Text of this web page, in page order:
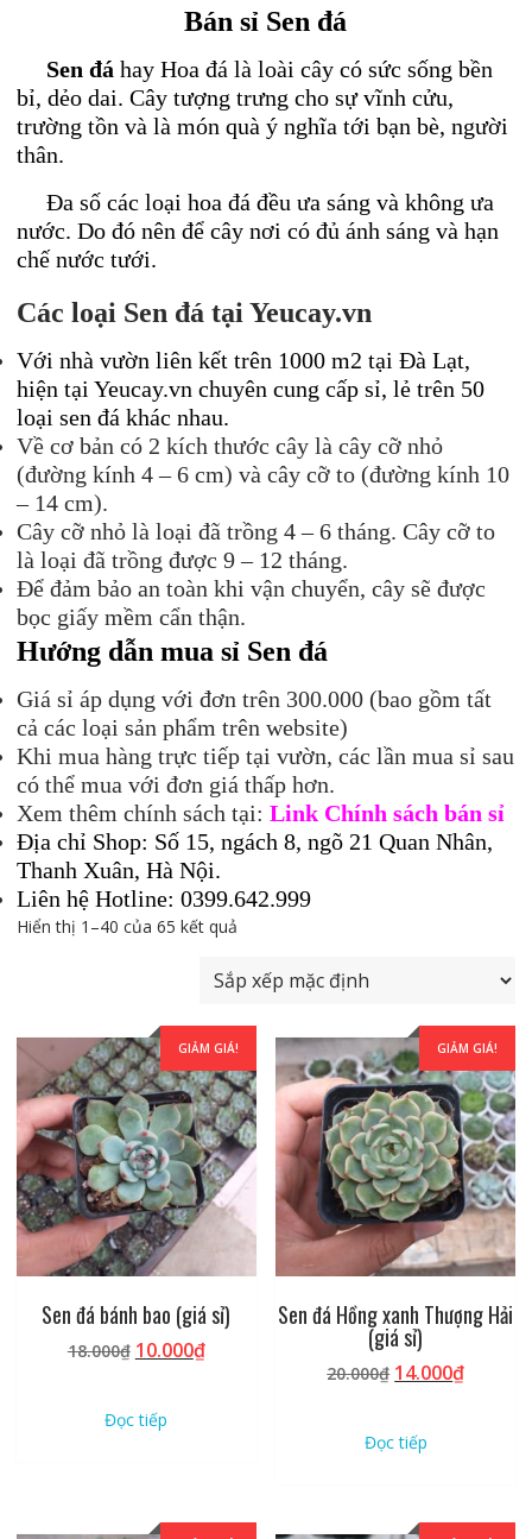
Bán sỉ Sen đá
Sen đá hay Hoa đá là loài cây có sức sống bền
bỉ, dẻo dai. Cây tượng trưng cho sự vĩnh cửu,
trường tồn và là món quà ý nghĩa tới bạn bè, người
thân.
Đa số các loại hoa đá đều ưa sáng và không ưa
nước. Do đó nên để cây nơi có đủ ánh sáng và hạn
chế nước tưới.
Các loại Sen đá tại Yeucay.vn
Với nhà vườn liên kết trên 1000 m2 tại Đà Lạt,
hiện tại Yeucay.vn chuyên cung cấp sỉ, lẻ trên 50
loại sen đá khác nhau.
Về cơ bản có 2 kích thước cây là cây cỡ nhỏ
(đường kính 4 – 6 cm) và cây cỡ to (đường kính 10
– 14 cm).
Cây cỡ nhỏ là loại đã trồng 4 – 6 tháng. Cây cỡ to
là loại đã trồng được 9 – 12 tháng.
Để đảm bảo an toàn khi vận chuyển, cây sẽ được
bọc giấy mềm cẩn thận.
Hướng dẫn mua sỉ Sen đá
Giá sỉ áp dụng với đơn trên 300.000 (bao gồm tất
cả các loại sản phẩm trên website)
Khi mua hàng trực tiếp tại vườn, các lần mua sỉ sau
có thể mua với đơn giá thấp hơn.
Xem thêm chính sách tại: Link Chính sách bán sỉ
Địa chỉ Shop: Số 15, ngách 8, ngõ 21 Quan Nhân,
Thanh Xuân, Hà Nội.
Liên hệ Hotline: 0399.642.999
Hiển thị 1–40 của 65 kết quả
GIẢM GIÁ!
Sen đá bánh bao (giá sỉ)
18.000₫ Giá
18.000₫.
10.000₫Giá
Đọc tiếp
GIẢM GIÁ!
Sen đá Hồng xanh Thượng Hải
(giá sỉ)
20.000₫ Giá
20.000₫.
14.000₫Giá
Đọc tiếp